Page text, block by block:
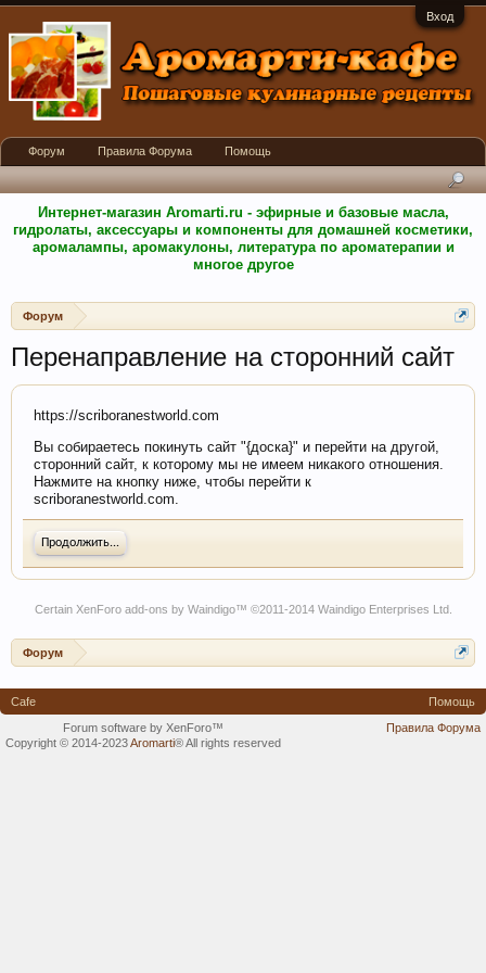
Вход
Интернет-магазин Aromarti.ru - эфирные и базовые масла,
гидролаты, аксессуары и компоненты для домашней косметики,
аромалампы, аромакулоны, литература по ароматерапии и
многое другое
Форум
Перенаправление на сторонний сайт
https://scriboranestworld.com
Вы собираетесь покинуть сайт "{доска}" и перейти на другой,
сторонний сайт, к которому мы не имеем никакого отношения.
Нажмите на кнопку ниже, чтобы перейти к
scriboranestworld.com.
Продолжить...
Certain XenForo add-ons by Waindigo™ ©2011-2014 Waindigo Enterprises Ltd.
Форум
Форум Правила Форума Помощь
Cafe
Помощь
Правила Форума
Forum software by XenForo™
Copyright © 2014-2023Aromarti®All rights reserved